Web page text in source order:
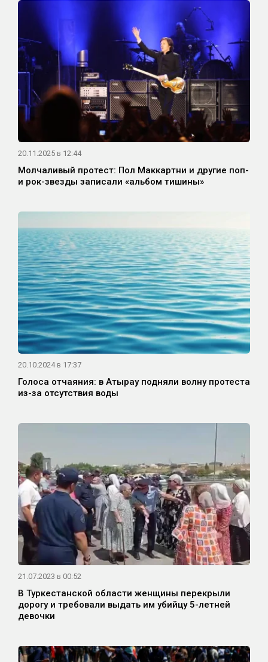
20.11.2025 в 12:44
Молчаливый протест: Пол Маккартни и другие поп-
и рок-звезды записали «альбом тишины»
20.10.2024 в 17:37
Голоса отчаяния: в Атырау подняли волну протеста
из-за отсутствия воды
21.07.2023 в 00:52
В Туркестанской области женщины перекрыли
дорогу и требовали выдать им убийцу 5-летней
девочки